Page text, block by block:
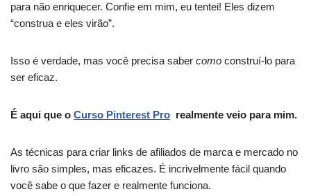
para não enriquecer. Confie em mim, eu tentei! Eles dizem
“construa e eles virão”.
Isso é verdade, mas você precisa saber como construí-lo para
ser eficaz.
É aqui que o Curso Pinterest Pro realmente veio para mim.
As técnicas para criar links de afiliados de marca e mercado no
livro são simples, mas eficazes. É incrivelmente fácil quando
você sabe o que fazer e realmente funciona.